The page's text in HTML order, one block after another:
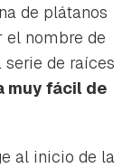
de plátanos
el nombre de
serie de raíces
muy fácil de
al inicio de la